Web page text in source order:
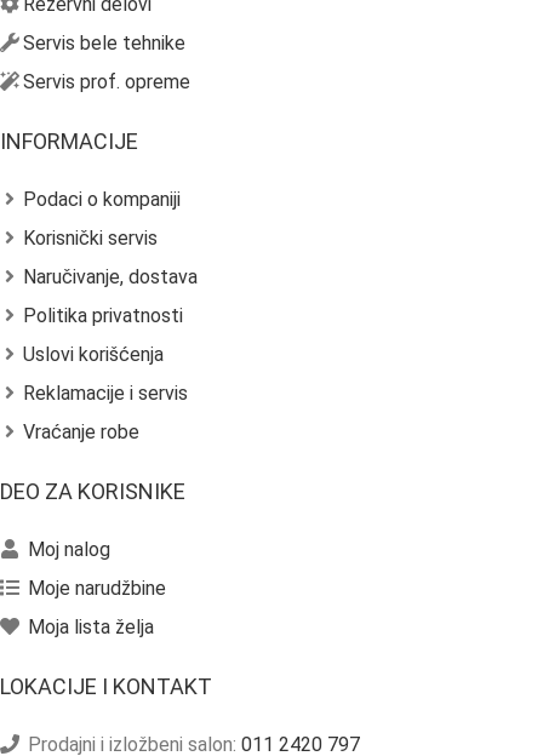
Servis bele tehnike
Servis prof. opreme
INFORMACIJE
Podaci o kompaniji
Korisnički servis
Naručivanje, dostava
Politika privatnosti
Uslovi korišćenja
Reklamacije i servis
Vraćanje robe
DEO ZA KORISNIKE
Moj nalog
Moje narudžbine
Moja lista želja
LOKACIJE I KONTAKT
Prodajni i izložbeni salon: 011 2420 797